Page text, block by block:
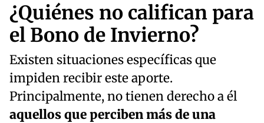
¿Quiénes no califican para
el Bono de Invierno?
Existen situaciones específicas que
impiden recibir este aporte.
Principalmente, no tienen derecho a él
aquellos que perciben más de una